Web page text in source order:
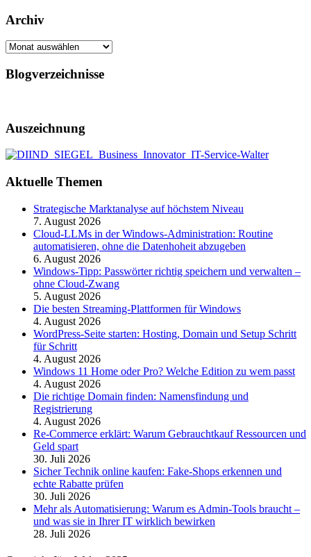
Archiv
Archiv
Blogverzeichnisse
Auszeichnung
Aktuelle Themen
Strategische Marktanalyse auf höchstem Niveau
7. August 2026
Cloud-LLMs in der Windows-Administration: Routine
automatisieren, ohne die Datenhoheit abzugeben
6. August 2026
Windows-Tipp: Passwörter richtig speichern und verwalten –
ohne Cloud-Zwang
5. August 2026
Die besten Streaming-Plattformen für Windows
4. August 2026
WordPress-Seite starten: Hosting, Domain und Setup Schritt
für Schritt
4. August 2026
Windows 11 Home oder Pro? Welche Edition zu wem passt
4. August 2026
Die richtige Domain finden: Namensfindung und
Registrierung
4. August 2026
Re-Commerce erklärt: Warum Gebrauchtkauf Ressourcen und
Geld spart
30. Juli 2026
Sicher Technik online kaufen: Fake-Shops erkennen und
echte Rabatte prüfen
30. Juli 2026
Mehr als Automatisierung: Warum es Admin-Tools braucht –
und was sie in Ihrer IT wirklich bewirken
28. Juli 2026